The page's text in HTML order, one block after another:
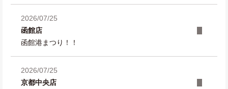
2026/07/25
函館店
函館港まつり！！
2026/07/25
京都中央店